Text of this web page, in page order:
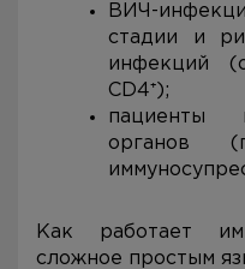
ВИЧ-
стадии и
инфекций
CD4⁺);
пациенты
органов
Как работает
сложное простым